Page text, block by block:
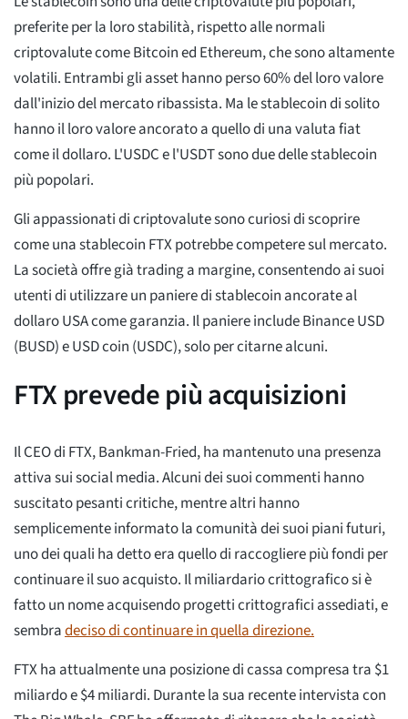
preferite per la loro stabilità, rispetto alle normali
criptovalute come Bitcoin ed Ethereum, che sono altamente
volatili. Entrambi gli asset hanno perso 60% del loro valore
dall'inizio del mercato ribassista. Ma le stablecoin di solito
hanno il loro valore ancorato a quello di una valuta fiat
come il dollaro. L'USDC e l'USDT sono due delle stablecoin
più popolari.
Gli appassionati di criptovalute sono curiosi di scoprire
come una stablecoin FTX potrebbe competere sul mercato.
La società offre già trading a margine, consentendo ai suoi
utenti di utilizzare un paniere di stablecoin ancorate al
dollaro USA come garanzia. Il paniere include Binance USD
(BUSD) e USD coin (USDC), solo per citarne alcuni.
FTX prevede più acquisizioni
Il CEO di FTX, Bankman-Fried, ha mantenuto una presenza
attiva sui social media. Alcuni dei suoi commenti hanno
suscitato pesanti critiche, mentre altri hanno
semplicemente informato la comunità dei suoi piani futuri,
uno dei quali ha detto era quello di raccogliere più fondi per
continuare il suo acquisto. Il miliardario crittografico si è
fatto un nome acquisendo progetti crittografici assediati, e
sembradeciso di continuare in quella direzione.
FTX ha attualmente una posizione di cassa compresa tra $1
miliardo e $4 miliardi. Durante la sua recente intervista con